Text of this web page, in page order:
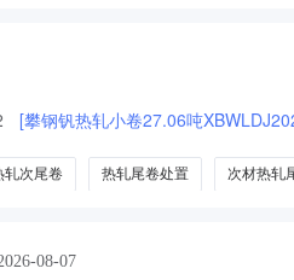
[攀钢钒热轧小卷27.06吨
轧次尾卷 热轧尾卷处置 次材热轧
08-07